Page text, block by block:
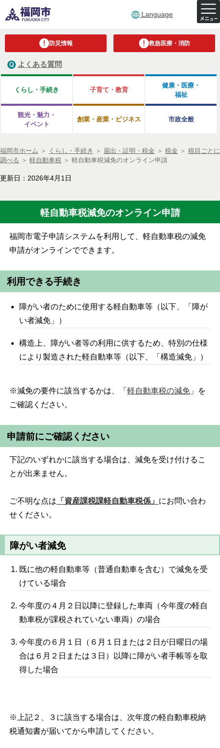
Language
防災情報 救急医療・消防
よくある質問
くらし・手続き 子育て・教育
健康・医療・
福祉
観光・魅力・
イベント
創業・産業・ビジネス 市政全般
福岡市ホーム ＞ くらし・手続き ＞ 届出・証明・税金 ＞ 税金 ＞ 税目ごとに
調べる ＞ 軽自動車税 ＞ 軽自動車税減免のオンライン申請
更新日：2026年4月1日
軽自動車税減免のオンライン申請
福岡市電子申請システムを利用して、軽自動車税の減免
申請がオンラインでできます。
利用できる手続き
障がい者のために使用する軽自動車等（以下、「障が
い者減免」）
構造上、障がい者等の利用に供するため、特別の仕様
により製造された軽自動車等（以下、「構造減免」）
※減免の要件に該当するかは、「軽自動車税の減免 」を
ご確認ください。
申請前にご確認ください
下記のいずれかに該当する場合は、減免を受け付けるこ
とが出来ません。
ご不明な点は 「資産課税課軽自動車税係」 にお問い合わ
せください。
障がい者減免
既に他の軽自動車等（普通自動車を含む）で減免を受
けている場合
今年度の４月２日以降に登録した車両（今年度の軽自
動車税が課税されていない車両）の場合
今年度の６月１日（６月１日または２日が日曜日の場
合は６月２日または３日）以降に障がい者手帳等を取
得した場合
※上記２、３に該当する場合は、次年度の軽自動車税納
税通知書が届いてから申請してください。